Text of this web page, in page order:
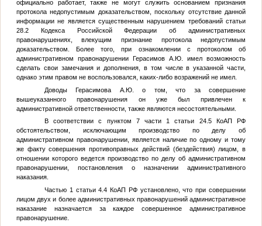
официально работает, также не могут служить основанием признания
протокола недопустимым доказательством, поскольку отсутствие данной
информации не является существенным нарушением требований статьи
28.2 Кодекса Российской Федерации об административных
правонарушениях, влекущим признание протокола недопустимым
доказательством. Более того, при ознакомлении с протоколом об
административном правонарушении Герасимов А.Ю. имел возможность
сделать свои замечания и дополнения, в том числе в указанной части,
однако этим правом не воспользовался, каких-либо возражений не имел.
Доводы Герасимова А.Ю. о том, что за совершение
вышеуказанного правонарушения он уже был привлечен к
административной ответственности, также являются несостоятельными.
В соответствии с пунктом 7 части 1 статьи 24.5 КоАП РФ
обстоятельством, исключающим производство по делу об
административном правонарушении, является наличие по одному и тому
же факту совершения противоправных действий (бездействия) лицом, в
отношении которого ведется производство по делу об административном
правонарушении, постановления о назначении административного
наказания.
Частью 1 статьи 4.4 КоАП РФ установлено, что при совершении
лицом двух и более административных правонарушений административное
наказание назначается за каждое совершенное административное
правонарушение.